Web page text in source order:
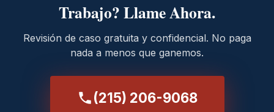
Trabajo? Llame Ahora.
Revisión de caso gratuita y confidencial. No paga
nada a menos que ganemos.
(215) 206-9068